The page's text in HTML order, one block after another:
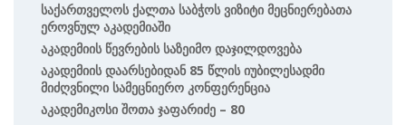
Საქართველოს Ქალთა Საბჭოს Ვიზიტი Მეცნიერებათა
Ეროვნულ Აკადემიაში
Აკადემიის Წევრების Საზეიმო Დაჯილდოვება
Აკადემიის Დაარსებიდან 85 Წლის Იუბილესადმი
Მიძღვნილი Სამეცნიერო Კონფერენცია
Აკადემიკოსი Შოთა Ჯაფარიძე – 80